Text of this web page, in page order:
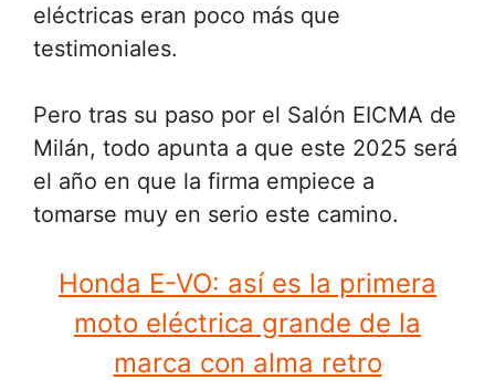
eléctricas eran poco más que
testimoniales.
Pero tras su paso por el Salón EICMA de
Milán, todo apunta a que este 2025 será
el año en que la firma empiece a
tomarse muy en serio este camino.
Honda E-VO: así es la primera
moto eléctrica grande de la
marca con alma retro